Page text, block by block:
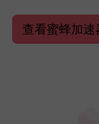
查看蜜蜂加